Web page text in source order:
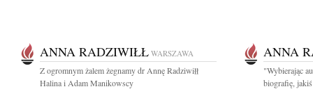
ANNA RADZIWIŁŁ WARSZAWA
Z ogromnym żalem żegnamy dr Annę Radziwiłł
Halina i Adam Manikowscy
ANNA
"Wybierając
biografię,